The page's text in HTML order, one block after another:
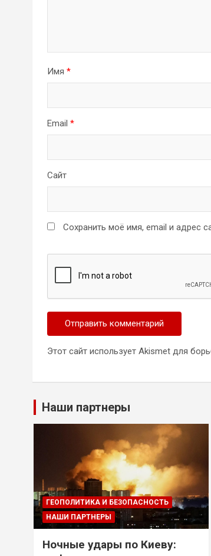
Имя *
Email *
Сайт
Сохранить моё имя, email и адрес
Этот сайт использует Akismet для
Наши партнеры
ГЕОПОЛИТИКА И БЕЗОПАСНОСТЬ
НАШИ ПАРТНЕРЫ
Ночные удары по Киеву: